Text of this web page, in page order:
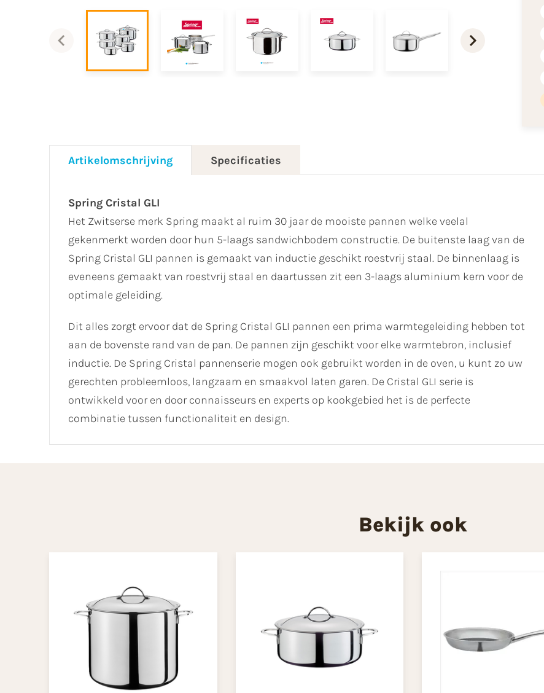
Artikelomschrijving Specificaties
Spring Cristal GLI
Het Zwitserse merk Spring maakt al ruim 30 jaar de mooiste pannen welke veelal
gekenmerkt worden door hun 5-laags sandwichbodem constructie. De buitenste laag van de
Spring Cristal GLI pannen is gemaakt van inductie geschikt roestvrij staal. De binnenlaag is
eveneens gemaakt van roestvrij staal en daartussen zit een 3-laags aluminium kern voor de
optimale geleiding.
Dit alles zorgt ervoor dat de Spring Cristal GLI pannen een prima warmtegeleiding hebben tot
aan de bovenste rand van de pan. De pannen zijn geschikt voor elke warmtebron, inclusief
inductie. De Spring Cristal pannenserie mogen ook gebruikt worden in de oven, u kunt zo uw
gerechten probleemloos, langzaam en smaakvol laten garen. De Cristal GLI serie is
ontwikkeld voor en door connaisseurs en experts op kookgebied het is de perfecte
combinatie tussen functionaliteit en design.
Bekijk ook